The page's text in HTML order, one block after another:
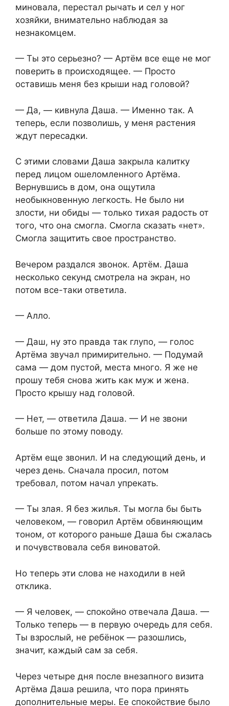
миновала, перестал рычать и сел у ног
хозяйки, внимательно наблюдая за
незнакомцем.
— Ты это серьезно? — Артём все еще не мог
поверить в происходящее. — Просто
оставишь меня без крыши над головой?
— Да, — кивнула Даша. — Именно так. А
теперь, если позволишь, у меня растения
ждут пересадки.
С этими словами Даша закрыла калитку
перед лицом ошеломленного Артёма.
Вернувшись в дом, она ощутила
необыкновенную легкость. Не было ни
злости, ни обиды — только тихая радость от
того, что она смогла. Смогла сказать «нет».
Смогла защитить свое пространство.
Вечером раздался звонок. Артём. Даша
несколько секунд смотрела на экран, но
потом все-таки ответила.
— Алло.
— Даш, ну это правда так глупо, — голос
Артёма звучал примирительно. — Подумай
сама — дом пустой, места много. Я же не
прошу тебя снова жить как муж и жена.
Просто крышу над головой.
— Нет, — ответила Даша. — И не звони
больше по этому поводу.
Артём еще звонил. И на следующий день, и
через день. Сначала просил, потом
требовал, потом начал упрекать.
— Ты злая. Я без жилья. Ты могла бы быть
человеком, — говорил Артём обвиняющим
тоном, от которого раньше Даша бы сжалась
и почувствовала себя виноватой.
Но теперь эти слова не находили в ней
отклика.
— Я человек, — спокойно отвечала Даша. —
Только теперь — в первую очередь для себя.
Ты взрослый, не ребёнок — разошлись,
значит, каждый сам за себя.
Через четыре дня после внезапного визита
Артёма Даша решила, что пора принять
дополнительные меры. Ее спокойствие было